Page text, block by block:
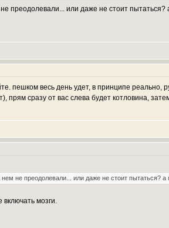
преодолевали... или даже не стоит пытаться?
пешком весь день удет, в принципе
сразу от вас слева будет котловина,
не преодолевали... или даже не стоит пытаться? а
мозги.